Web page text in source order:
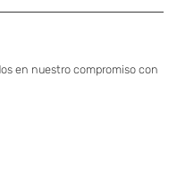
en nuestro compromiso con